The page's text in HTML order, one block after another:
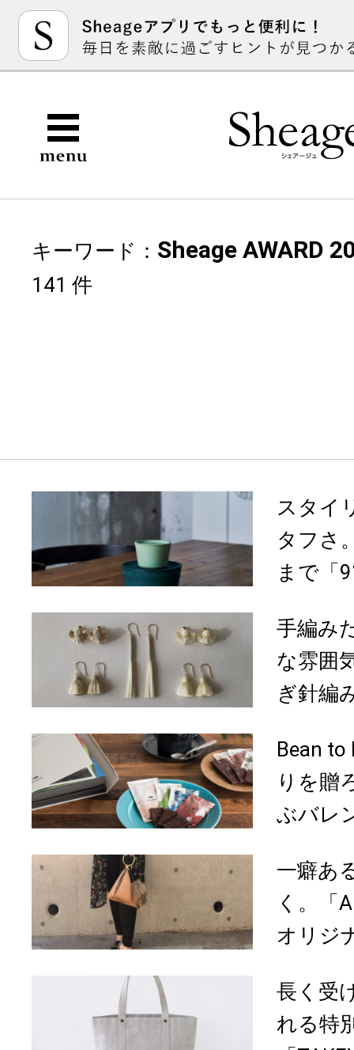
キーワード： Sheage AWARD
141 件
スタイ
タフさ
まで「
手編み
な雰囲
ぎ針編
Bean
りを贈
ぶバレ
一癖あ
く。「
オリジ
長く受
れる特